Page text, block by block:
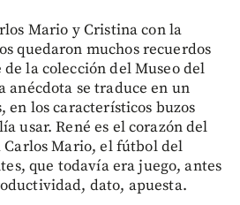
Mario y Cristina con la
quedaron muchos recuerdos
la colección del Museo del
anécdota se traduce en un
en los característicos buzos
usar. René es el corazón del
Mario, el fútbol del
que todavía era juego, antes
dato, apuesta.